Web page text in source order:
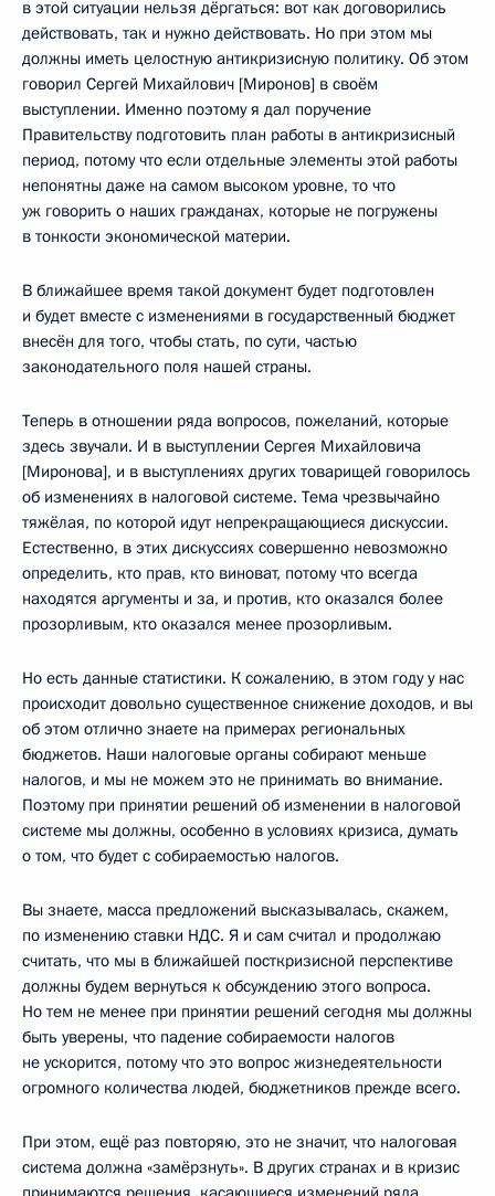
в этой ситуации нельзя дёргаться: вот как договорились
действовать, так и нужно действовать. Но при этом мы
должны иметь целостную антикризисную политику. Об этом
говорил Сергей Михайлович [Миронов] в своём
выступлении. Именно поэтому я дал поручение
Правительству подготовить план работы в антикризисный
период, потому что если отдельные элементы этой работы
непонятны даже на самом высоком уровне, то что
уж говорить о наших гражданах, которые не погружены
в тонкости экономической материи.
В ближайшее время такой документ будет подготовлен
и будет вместе с изменениями в государственный бюджет
внесён для того, чтобы стать, по сути, частью
законодательного поля нашей страны.
Теперь в отношении ряда вопросов, пожеланий, которые
здесь звучали. И в выступлении Сергея Михайловича
[Миронова], и в выступлениях других товарищей говорилось
об изменениях в налоговой системе. Тема чрезвычайно
тяжёлая, по которой идут непрекращающиеся дискуссии.
Естественно, в этих дискуссиях совершенно невозможно
определить, кто прав, кто виноват, потому что всегда
находятся аргументы и за, и против, кто оказался более
прозорливым, кто оказался менее прозорливым.
Но есть данные статистики. К сожалению, в этом году у нас
происходит довольно существенное снижение доходов, и вы
об этом отлично знаете на примерах региональных
бюджетов. Наши налоговые органы собирают меньше
налогов, и мы не можем это не принимать во внимание.
Поэтому при принятии решений об изменении в налоговой
системе мы должны, особенно в условиях кризиса, думать
о том, что будет с собираемостью налогов.
Вы знаете, масса предложений высказывалась, скажем,
по изменению ставки НДС. Я и сам считал и продолжаю
считать, что мы в ближайшей посткризисной перспективе
должны будем вернуться к обсуждению этого вопроса.
Но тем не менее при принятии решений сегодня мы должны
быть уверены, что падение собираемости налогов
не ускорится, потому что это вопрос жизнедеятельности
огромного количества людей, бюджетников прежде всего.
При этом, ещё раз повторяю, это не значит, что налоговая
система должна «замёрзнуть». В других странах и в кризис